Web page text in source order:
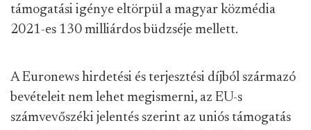
támogatási igénye eltörpül a magyar közmédia
2021-es 130 milliárdos büdzséje mellett.
A Euronews hirdetési és terjesztési díjból származó
bevételeit nem lehet megismerni, az EU-s
számvevőszéki jelentés szerint az uniós támogatás